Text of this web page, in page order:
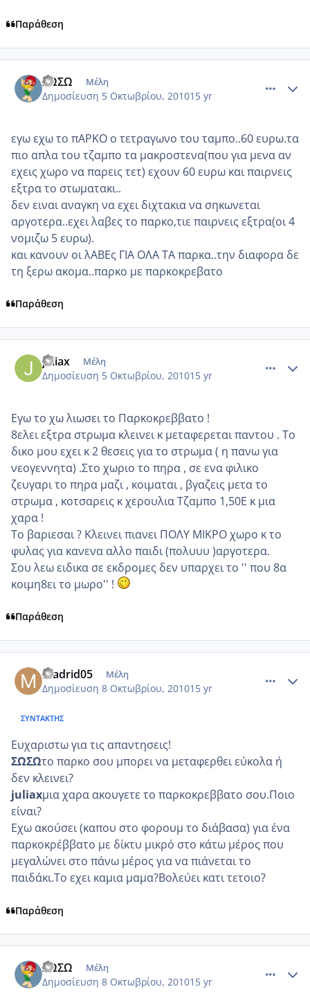
Παράθεση
ΣΩΣΩ Μέλη
Δημοσίευση 5 Οκτωβρίου, 201015 yr
εγω εχω το πΑΡΚΟ ο τετραγωνο του ταμπο..60 ευρω.τα
πιο απλα του τζαμπο τα μακροστενα(που για μενα αν
εχεις χωρο να παρεις τετ) εχουν 60 ευρω και παιρνεις
εξτρα το στωματακι..
δεν ειναι αναγκη να εχει διχτακια να σηκωνεται
αργοτερα..εχει λαβες το παρκο,τιε παιρνεις εξτρα(οι 4
νομιζω 5 ευρω).
και κανουν οι λΑΒΕς ΓΙΑ ΟΛΑ ΤΑ παρκα..την διαφορα δε
τη ξερω ακομα..παρκο με παρκοκρεβατο
Παράθεση
juliax Μέλη
Δημοσίευση 5 Οκτωβρίου, 201015 yr
Εγω το χω λιωσει το Παρκοκρεββατο !
8ελει εξτρα στρωμα κλεινει κ μεταφερεται παντου . Το
δικο μου εχει κ 2 θεσεις για το στρωμα ( η πανω για
νεογεννητα) .Στο χωριο το πηρα , σε ενα φιλικο
ζευγαρι το πηρα μαζι , κοιμαται , βγαζεις μετα το
στρωμα , κοτσαρεις κ χερουλια Τζαμπο 1,50Ε κ μια
χαρα !
Το βαριεσαι ? Κλεινει πιανει ΠΟΛΥ ΜΙΚΡΟ χωρο κ το
φυλας για κανενα αλλο παιδι (πολυυυ )αργοτερα.
Σου λεω ειδικα σε εκδρομες δεν υπαρχει το '' που 8α
κοιμη8ει το μωρο'' !
Παράθεση
madrid05 Μέλη
Δημοσίευση 8 Οκτωβρίου, 201015 yr
ΣΥΝΤΆΚΤΗΣ
Ευχαριστω για τις απαντησεις!
ΣΩΣΩτο παρκο σου μπορει να μεταφερθει εύκολα ή
δεν κλεινει?
juliaxμια χαρα ακουγετε το παρκοκρεββατο σου.Ποιο
είναι?
Eχω ακούσει (καπου στο φορουμ το διάβασα) για ένα
παρκοκρέββατο με δίκτυ μικρό στο κάτω μέρος που
μεγαλώνει στο πάνω μέρος για να πιάνεται το
παιδάκι.Το εχει καμια μαμα?Βολεύει κατι τετοιο?
Παράθεση
ΣΩΣΩ Μέλη
Δημοσίευση 8 Οκτωβρίου, 201015 yr